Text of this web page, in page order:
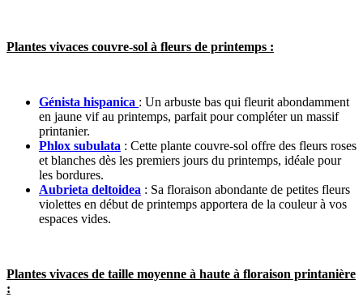
Plantes vivaces couvre-sol à fleurs de printemps :
Génista hispanica : Un arbuste bas qui fleurit abondamment
en jaune vif au printemps, parfait pour compléter un massif
printanier.
Phlox subulata : Cette plante couvre-sol offre des fleurs roses
et blanches dès les premiers jours du printemps, idéale pour
les bordures.
Aubrieta deltoidea : Sa floraison abondante de petites fleurs
violettes en début de printemps apportera de la couleur à vos
espaces vides.
Plantes vivaces de taille moyenne à haute à floraison printanière
: